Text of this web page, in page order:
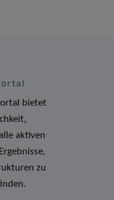
bietet
aktiven
zu